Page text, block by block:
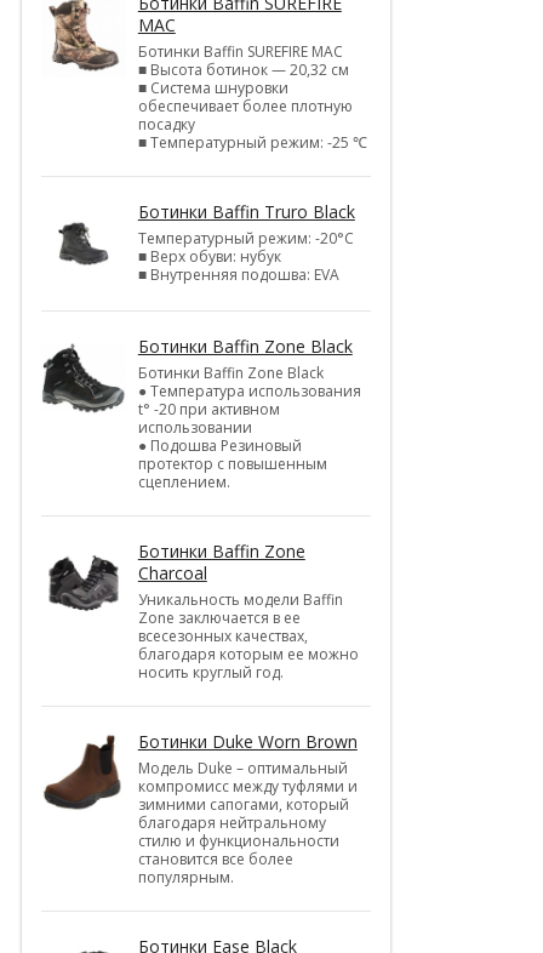
MAC
Ботинки Baffin SUREFIRE MAC
■ Высота ботинок — 20,32 см
■ Система шнуровки
обеспечивает более плотную
посадку
■ Температурный режим: -25 ℃
Ботинки Baffin Truro Black
Температурный режим: -20°С
■ Верх обуви: нубук
■ Внутренняя подошва: EVA
Ботинки Baffin Zone Black
Ботинки Baffin Zone Black
● Температура использования
t° -20 при активном
использовании
● Подошва Резиновый
протектор с повышенным
сцеплением.
Ботинки Baffin Zone
Charcoal
Уникальность модели Baffin
Zone заключается в ее
всесезонных качествах,
благодаря которым ее можно
носить круглый год.
Ботинки Duke Worn Brown
Модель Duke – оптимальный
компромисс между туфлями и
зимними сапогами, который
благодаря нейтральному
стилю и функциональности
становится все более
популярным.
Ботинки Ease Black